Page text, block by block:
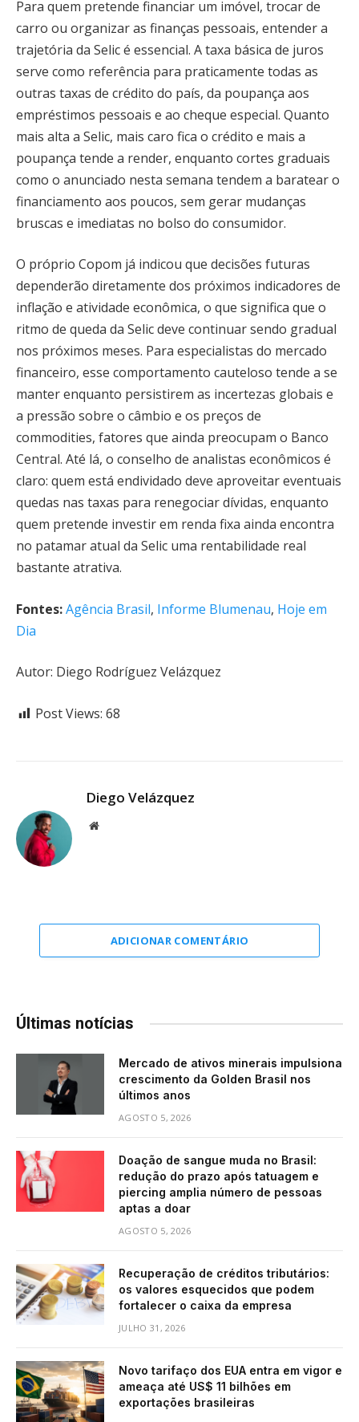
Para quem pretende financiar um imóvel, trocar de
carro ou organizar as finanças pessoais, entender a
trajetória da Selic é essencial. A taxa básica de juros
serve como referência para praticamente todas as
outras taxas de crédito do país, da poupança aos
empréstimos pessoais e ao cheque especial. Quanto
mais alta a Selic, mais caro fica o crédito e mais a
poupança tende a render, enquanto cortes graduais
como o anunciado nesta semana tendem a baratear o
financiamento aos poucos, sem gerar mudanças
bruscas e imediatas no bolso do consumidor.
O próprio Copom já indicou que decisões futuras
dependerão diretamente dos próximos indicadores de
inflação e atividade econômica, o que significa que o
ritmo de queda da Selic deve continuar sendo gradual
nos próximos meses. Para especialistas do mercado
financeiro, esse comportamento cauteloso tende a se
manter enquanto persistirem as incertezas globais e
a pressão sobre o câmbio e os preços de
commodities, fatores que ainda preocupam o Banco
Central. Até lá, o conselho de analistas econômicos é
claro: quem está endividado deve aproveitar eventuais
quedas nas taxas para renegociar dívidas, enquanto
quem pretende investir em renda fixa ainda encontra
no patamar atual da Selic uma rentabilidade real
bastante atrativa.
Fontes:Agência Brasil, Informe Blumenau, Hoje em
Dia
Autor: Diego Rodríguez Velázquez
Post Views: 68
Diego Velázquez
Website
ADICIONAR COMENTÁRIO
Últimas notícias
Mercado de ativos minerais impulsiona
crescimento da Golden Brasil nos
últimos anos
AGOSTO 5, 2026
Doação de sangue muda no Brasil:
redução do prazo após tatuagem e
piercing amplia número de pessoas
aptas a doar
AGOSTO 5, 2026
Recuperação de créditos tributários:
os valores esquecidos que podem
fortalecer o caixa da empresa
JULHO 31, 2026
Novo tarifaço dos EUA entra em vigor e
ameaça até US$ 11 bilhões em
exportações brasileiras